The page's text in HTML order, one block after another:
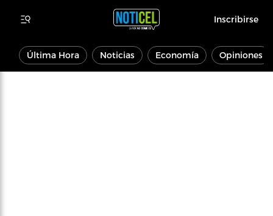
Inscribirse
Última Hora Noticias Economía Opiniones